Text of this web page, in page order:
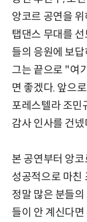
앙코르 공연을
탭댄스 무대를
들의 응원에 보
그는 끝으로 "여
면 좋겠다. 앞으
포레스텔라 조민
감사 인사를 건넸
본 공연부터 앙
성공적으로 마친
정말 많은 분들
들이 안 계신다